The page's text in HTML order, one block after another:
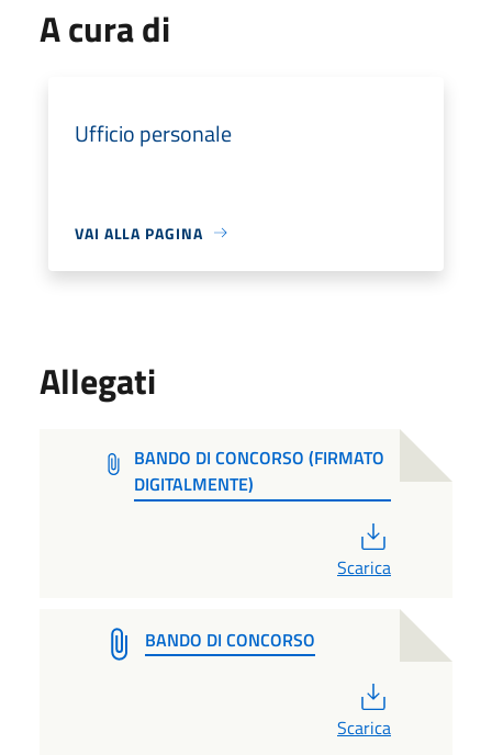
A cura di
Ufficio personale
VAI ALLA PAGINA
Allegati
BANDO DI CONCORSO (FIRMATO
DIGITALMENTE)
Scarica
BANDO DI CONCORSO
Scarica